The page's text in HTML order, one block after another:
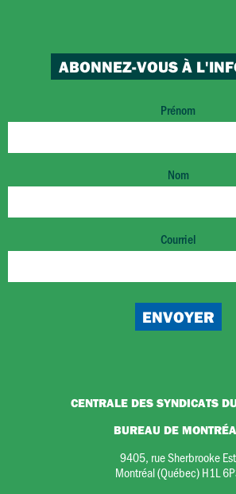
ABONNEZ-VOUS À
Prénom
Nom
Courriel
CENTRALE DES SYNDICATS
BUREAU DE
9405, rue Sherbrooke Est
Montréal (Québec) H1L